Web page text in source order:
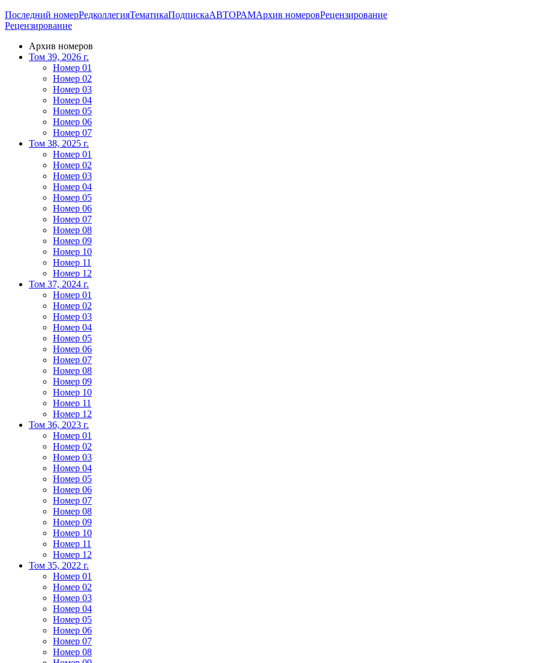
Последний номерРедколлегияТематикаПодпискаАВТОРАМАрхив номеровРецензирование
Рецензирование
Архив номеров
Том 39, 2026 г.
Номер 01
Номер 02
Номер 03
Номер 04
Номер 05
Номер 06
Номер 07
Том 38, 2025 г.
Номер 01
Номер 02
Номер 03
Номер 04
Номер 05
Номер 06
Номер 07
Номер 08
Номер 09
Номер 10
Номер 11
Номер 12
Том 37, 2024 г.
Номер 01
Номер 02
Номер 03
Номер 04
Номер 05
Номер 06
Номер 07
Номер 08
Номер 09
Номер 10
Номер 11
Номер 12
Том 36, 2023 г.
Номер 01
Номер 02
Номер 03
Номер 04
Номер 05
Номер 06
Номер 07
Номер 08
Номер 09
Номер 10
Номер 11
Номер 12
Том 35, 2022 г.
Номер 01
Номер 02
Номер 03
Номер 04
Номер 05
Номер 06
Номер 07
Номер 08